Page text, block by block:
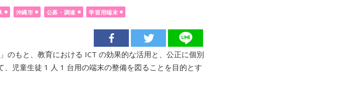
沖縄市 公募・調達 学習用端末
のもと、教育における ICT の効果的な活用と、公正に個別
児童生徒 1 人 1 台用の端末の整備を図ることを目的とす